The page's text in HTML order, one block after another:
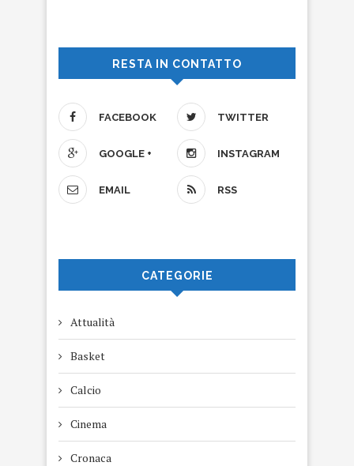
RESTA IN CONTATTO
FACEBOOK TWITTER
GOOGLE + INSTAGRAM
EMAIL RSS
CATEGORIE
Attualità
Basket
Calcio
Cinema
Cronaca